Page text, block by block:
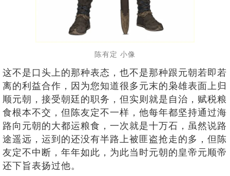
陈有定 小像
这不是口头上的那种表态，也不是那种跟元朝若即若
离的利益合作，因为您知道很多元末的枭雄表面上归
顺元朝，接受朝廷的职务，但实则就是自治，赋税粮
食根本不交，但陈友定不一样，他每年都坚持通过海
路向元朝的大都运粮食，一次就是十万石，虽然说路
途遥远，运到的还没有半路上被匪盗抢走的多，但陈
友定不中断，年年如此，为此当时元朝的皇帝元顺帝
还下旨表扬过他。